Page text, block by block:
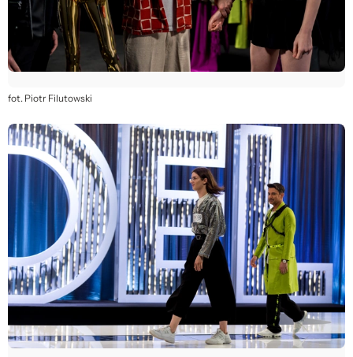
fot. Piotr Filutowski